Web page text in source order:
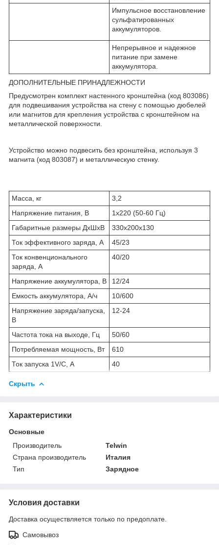
Импульсное восстановление
сульфатированных
аккумуляторов.
Непрерывное и надежное
питание при замене
аккумулятора.
ДОПОЛНИТЕЛЬНЫЕ ПРИНАДЛЕЖНОСТИ
Предусмотрен комплект настенного кронштейна (код 803086)
для подвешивания устройства на стену с помощью дюбелей
или магнитов для крепления устройства с кронштейном на
металлической поверхности.
Устройство можно подвесить без кронштейна, используя 3
магнита (код 803087) и металлическую стенку.
Масса, кг
3,2
Напряжение питания, В
1х220 (50-60 Гц)
Габаритные размеры ДхШхВ
330х200х130
Ток эффективного заряда, А
45/23
Ток конвенционального
заряда, А
40/20
Напряжение аккумулятора, В
12/24
Емкость аккумулятора, А/ч
10/600
Напряжение заряда/запуска,
В
12-24
Частота тока на выходе, Гц
50/60
Потребляемая мощность, Вт
610
Ток запуска 1V/C, А
40
Скрыть
Характеристики
Основные
Производитель
Telwin
Страна производитель
Италия
Тип
Зарядное
Условия доставки
Доставка осуществляется только по предоплате.
Самовывоз